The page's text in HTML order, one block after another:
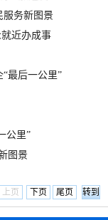
服务新图景
近办成事
最后一公里”
公里”
图景
上页 下页 尾页